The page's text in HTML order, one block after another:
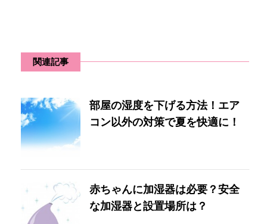
関連記事
部屋の湿度を下げる方法！エア
コン以外の対策で夏を快適に！
赤ちゃんに加湿器は必要？安全
な加湿器と設置場所は？